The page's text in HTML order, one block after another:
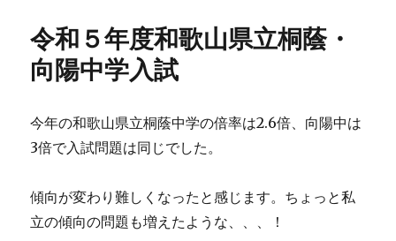
ー
算
数
に
令和５年度和歌山県立桐蔭・
向陽中学入試
今年の和歌山県立桐蔭中学の倍率は2.6倍、向陽中は
3倍で入試問題は同じでした。
傾向が変わり難しくなったと感じます。ちょっと私
立の傾向の問題も増えたような、、、！